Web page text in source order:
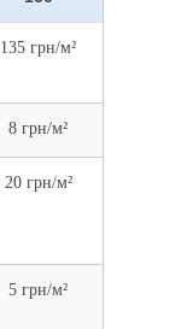
135 грн/м²
8 грн/м²
20 грн/м²
5 грн/м²